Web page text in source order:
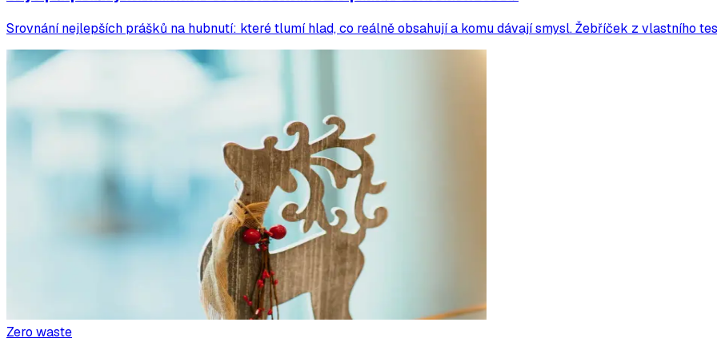
Srovnání nejlepších prášků na hubnutí: které tlumí hlad, co reálně obsahují a komu dávají smysl. Žebříček z vlastního
Zero waste